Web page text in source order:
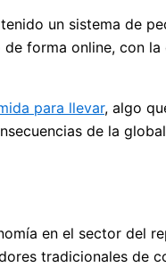
un sistema de
forma online, con
para llevar, algo
de la
en el sector del
tradicionales de